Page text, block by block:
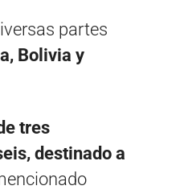
partes
Bolivia y
tres
destinado a